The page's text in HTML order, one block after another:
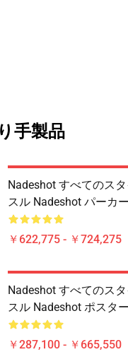
手製品
Nadeshot すべてのス
スル Nadeshot パーカー
￥622,775 - ￥724,275
Nadeshot すべてのス
スル Nadeshot ポスター
￥287,100 - ￥665,550